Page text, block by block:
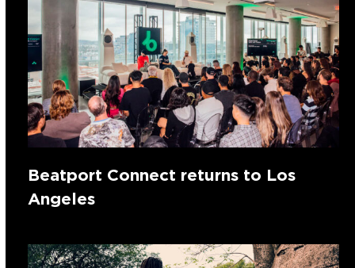
Beatport Connect returns to Los
Angeles